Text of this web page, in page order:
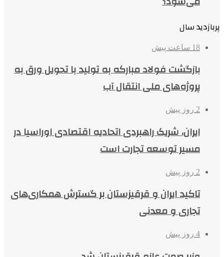
پربازدید سال
18 ساعت پیش
بازگشت فولاد مبارکه به تولید با تحویل ورق به
پروژه‌های ملی انتقال آب
2 روز پیش
ایران، شریک راهبردی اتحادیه اقتصادی اوراسیا در
مسیر توسعه تجارت است
2 روز پیش
تاکید ایران و قرقیزستان بر گسترش همکاری‌های
تجاری و معدنی
4 روز پیش